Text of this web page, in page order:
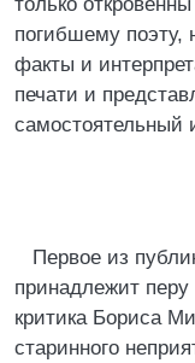
погибшему поэту,
факты и
печати и
самостоятельный
Первое из
принадлежит
критика Бориса
старинного